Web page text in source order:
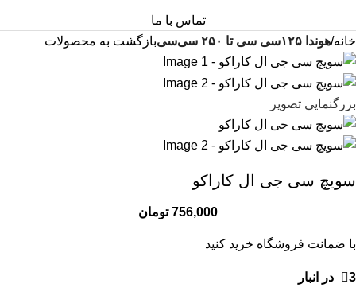
تماس با ما
خانه هوندا ۱۲۵سی سی تا ۲۵۰ سی‌سی بازگشت به محصولات
بزرگنمایی تصویر
سویچ سی جی ال کاراکو
756,000 تومان
با ضمانت فروشگاه خرید کنید
3 در انبار